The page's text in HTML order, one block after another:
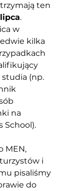
ten
.
w
kilka
(np.
na
School).
MEN,
i
pisaliśmy
do